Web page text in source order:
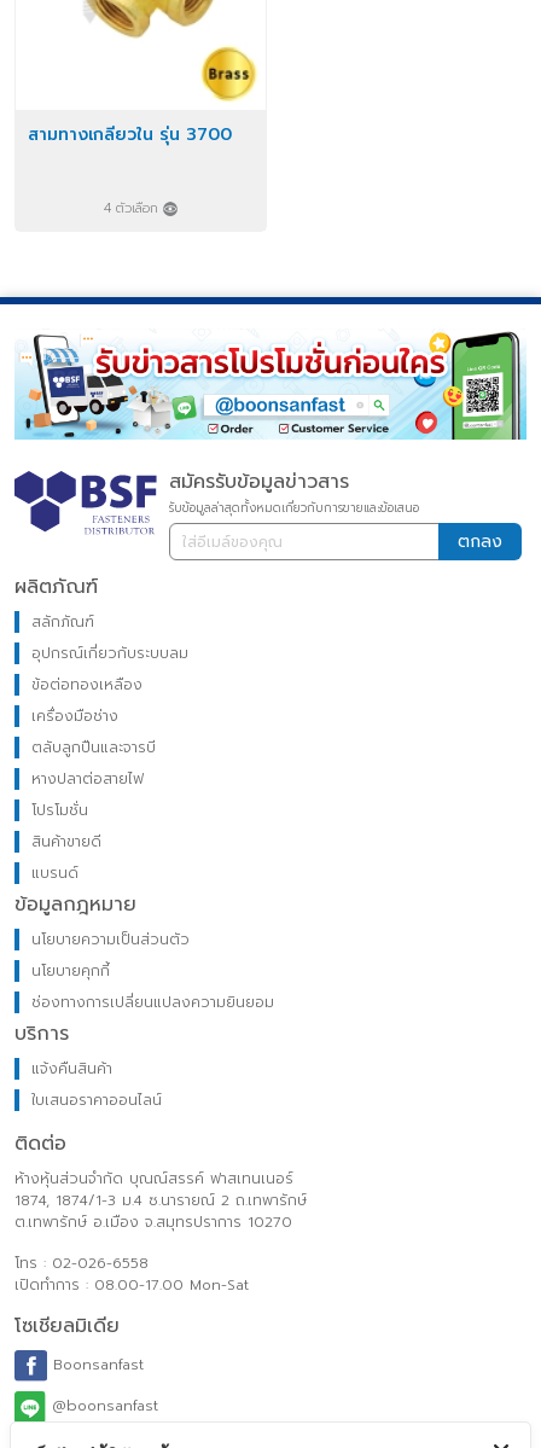
สามทางเกลียวใน รุ่น 3700
4 ตัวเลือก
สมัครรับข้อมูลข่าวสาร
รับข้อมูลล่าสุดทั้งหมดเกี่ยวกับการขายและข้อเสนอ
ตกลง
ผลิตภัณฑ์
สลักภัณฑ์
อุปกรณ์เกี่ยวกับระบบลม
ข้อต่อทองเหลือง
เครื่องมือช่าง
ตลับลูกปืนและจารบี
หางปลาต่อสายไฟ
โปรโมชั่น
สินค้าขายดี
แบรนด์
ข้อมูลกฎหมาย
นโยบายความเป็นส่วนตัว
นโยบายคุกกี้
ช่องทางการเปลี่ยนแปลงความยินยอม
บริการ
แจ้งคืนสินค้า
ใบเสนอราคาออนไลน์
ติดต่อ
ห้างหุ้นส่วนจำกัด บุณณ์สรรค์ ฟาสเทนเนอร์
1874, 1874/1-3 ม.4 ซ.นารายณ์ 2 ถ.เทพารักษ์
ต.เทพารักษ์ อ.เมือง จ.สมุทรปราการ 10270
โทร : 02-026-6558
เปิดทำการ : 08.00-17.00 Mon-Sat
โซเชียลมิเดีย
Boonsanfast
@boonsanfast